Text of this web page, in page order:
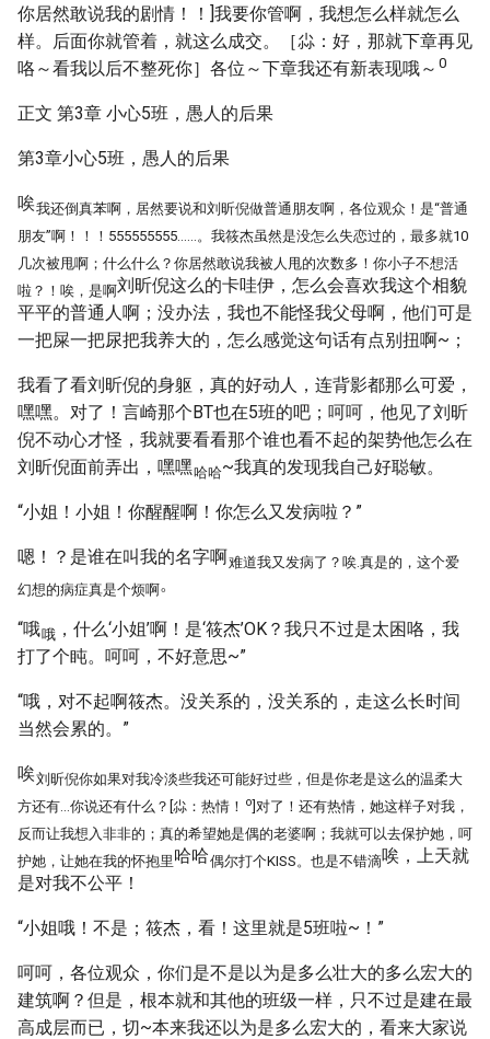
你居然敢说我的剧情！！]我要你管啊，我想怎么样就怎么
样。后面你就管着，就这么成交。［尛：好，那就下章再见
咯～看我以后不整死你］各位～下章我还有新表现哦～ 0
正文 第3章 小心5班，愚人的后果
第3章小心5班，愚人的后果
唉我还倒真苯啊，居然要说和刘昕倪做普通朋友啊，各位观众！是“普通
朋友”啊！！！555555555……。我筱杰虽然是没怎么失恋过的，最多就10
几次被甩啊；什么什么？你居然敢说我被人甩的次数多！你小子不想活
啦？！唉，是啊刘昕倪这么的卡哇伊，怎么会喜欢我这个相貌
平平的普通人啊；没办法，我也不能怪我父母啊，他们可是
一把屎一把尿把我养大的，怎么感觉这句话有点别扭啊~；
我看了看刘昕倪的身躯，真的好动人，连背影都那么可爱，
嘿嘿。对了！言崎那个BT也在5班的吧；呵呵，他见了刘昕
倪不动心才怪，我就要看看那个谁也看不起的架势他怎么在
刘昕倪面前弄出，嘿嘿哈哈~我真的发现我自己好聪敏。
“小姐！小姐！你醒醒啊！你怎么又发病啦？”
嗯！？是谁在叫我的名字啊难道我又发病了？唉.真是的，这个爱
幻想的病症真是个烦啊。
“哦哦 ，什么‘小姐’啊！是‘筱杰’OK？我只不过是太困咯，我
打了个盹。呵呵，不好意思~”
“哦，对不起啊筱杰。没关系的，没关系的，走这么长时间
当然会累的。”
唉刘昕倪你如果对我冷淡些我还可能好过些，但是你老是这么的温柔大
方还有…你说还有什么？[尛：热情！ o ]对了！还有热情，她这样子对我，
反而让我想入非非的；真的希望她是偶的老婆啊；我就可以去保护她，呵
护她，让她在我的怀抱里哈哈偶尔打个KISS。也是不错滴唉，上天就
是对我不公平！
“小姐哦！不是；筱杰，看！这里就是5班啦~！”
呵呵，各位观众，你们是不是以为是多么壮大的多么宏大的
建筑啊？但是，根本就和其他的班级一样，只不过是建在最
高成层而已，切~本来我还以为是多么宏大的，看来大家说